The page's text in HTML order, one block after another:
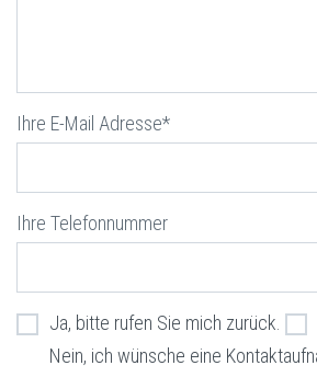
Ihre E-Mail Adresse*
Ihre Telefonnummer
Ja, bitte rufen Sie mich zurück.
Nein, ich wünsche eine